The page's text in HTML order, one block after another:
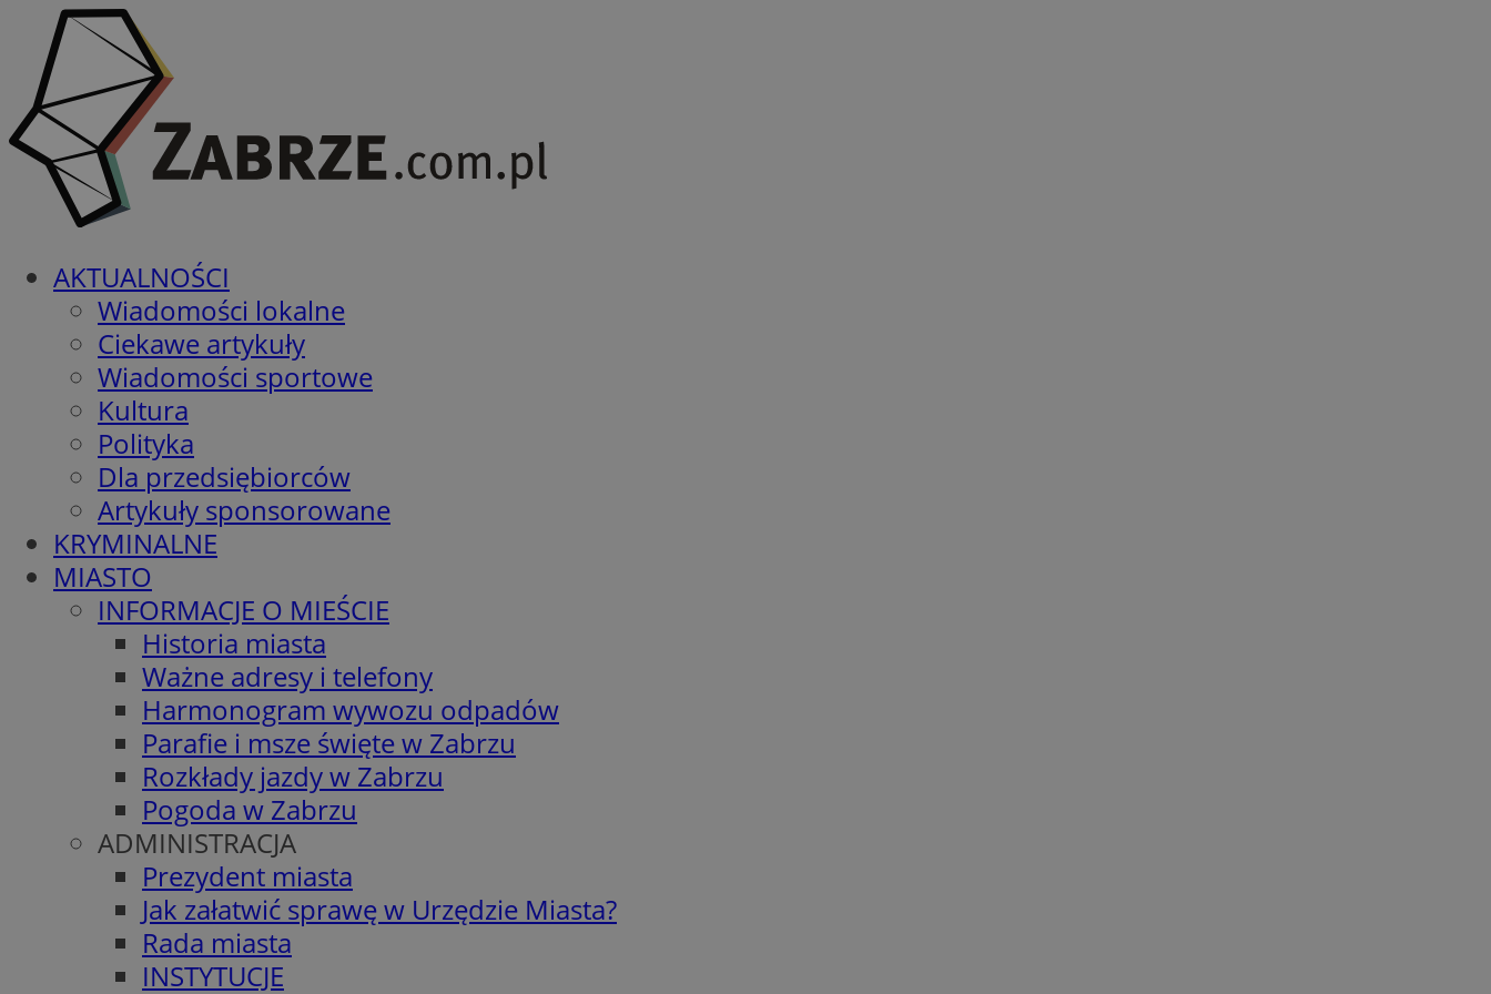
AKTUALNOŚCI
Wiadomości lokalne
Ciekawe artykuły
Wiadomości sportowe
Kultura
Polityka
Dla przedsiębiorców
Artykuły sponsorowane
KRYMINALNE
MIASTO
INFORMACJE O MIEŚCIE
Historia miasta
Ważne adresy i telefony
Harmonogram wywozu odpadów
Parafie i msze święte w Zabrzu
Rozkłady jazdy w Zabrzu
Pogoda w Zabrzu
ADMINISTRACJA
Prezydent miasta
Jak załatwić sprawę w Urzędzie Miasta?
Rada miasta
INSTYTUCJE